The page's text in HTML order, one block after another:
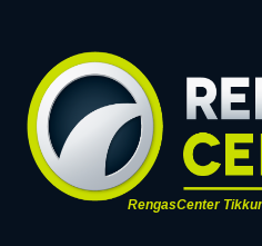
RengasCenter